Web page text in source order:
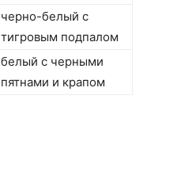
черно-белый с
тигровым подпалом
белый с черными
пятнами и крапом